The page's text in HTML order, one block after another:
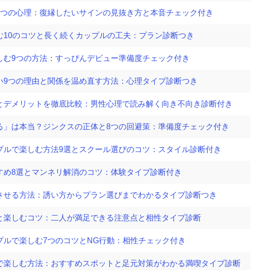
の心理：復縁したいサインの見抜き方と本音チェック付き
10のコツと長く続くカップルの工夫：プラン診断つき
む9つの方法：すっぴんデビュー準備度チェック付き
つの理由と関係を温め直す方法：心理タイプ診断つき
デメリットを徹底比較：男性心理で読み解く向き不向き診断付き
」は本当？ジンクスの正体と8つの回避策：準備度チェック付き
で楽しむ方法9選とスクール選びのコツ：スタイル診断付き
め8選とマンネリ解消のコツ：体験タイプ診断付き
る方法：誘い方からプラン選びまでわかるタイプ診断つき
楽しむコツ：二人が満足できる注意点と相性タイプ診断
ルで楽しむ7つのコツとNG行動：相性チェック付き
楽しむ方法：おすすめスポットと足元対策がわかる満喫タイプ診断